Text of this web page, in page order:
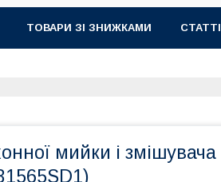
ТОВАРИ ЗІ ЗНИЖКАМИ СТАТТІ
мийки і змішувача